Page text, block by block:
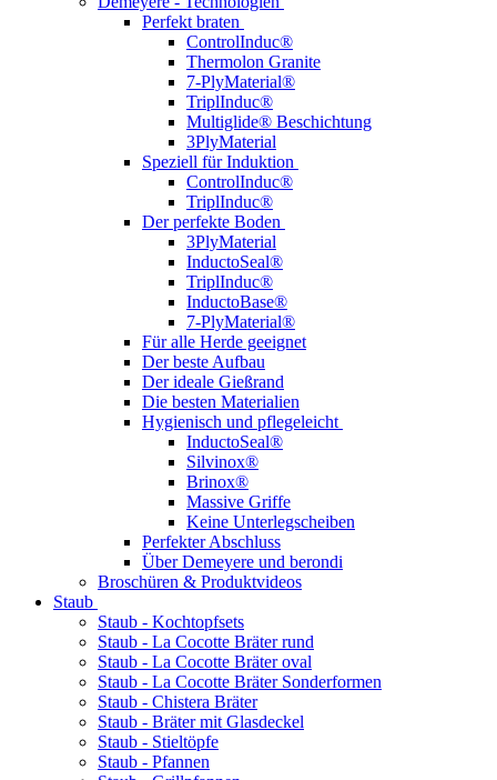
Perfekt braten
ControlInduc®
Thermolon Granite
7-PlyMaterial®
TriplInduc®
Multiglide® Beschichtung
3PlyMaterial
Speziell für Induktion
ControlInduc®
TriplInduc®
Der perfekte Boden
3PlyMaterial
InductoSeal®
TriplInduc®
InductoBase®
7-PlyMaterial®
Für alle Herde geeignet
Der beste Aufbau
Der ideale Gießrand
Die besten Materialien
Hygienisch und pflegeleicht
InductoSeal®
Silvinox®
Brinox®
Massive Griffe
Keine Unterlegscheiben
Perfekter Abschluss
Über Demeyere und berondi
Broschüren & Produktvideos
Staub
Staub - Kochtopfsets
Staub - La Cocotte Bräter rund
Staub - La Cocotte Bräter oval
Staub - La Cocotte Bräter Sonderformen
Staub - Chistera Bräter
Staub - Bräter mit Glasdeckel
Staub - Stieltöpfe
Staub - Pfannen